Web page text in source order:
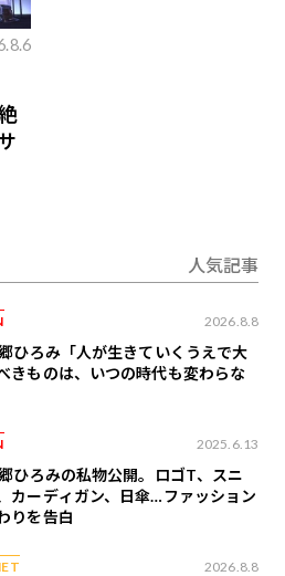
人気記事
2026.8.8
ひろみ「人が生きていくうえで大
きものは、いつの時代も変わらな
2025.6.13
ひろみの私物公開。ロゴT、スニ
カーディガン、日傘…ファッション
りを告白
2026.8.8